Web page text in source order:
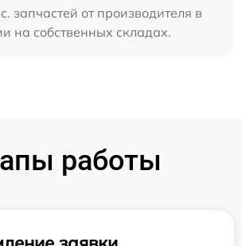
запчастей от производителя в
на собственных складах.
работы